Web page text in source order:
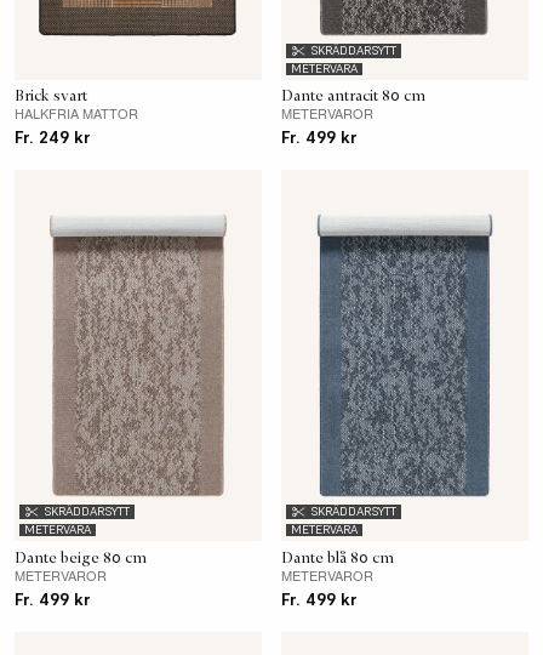
Brick svart
HALKFRIA MATTOR
Fr. 249 kr
SKRÄDDARSYTT
METERVARA
Dante antracit 80 cm
METERVAROR
Fr. 499 kr
SKRÄDDARSYTT
METERVARA
Dante beige 80 cm
METERVAROR
Fr. 499 kr
SKRÄDDARSYTT
METERVARA
Dante blå 80 cm
METERVAROR
Fr. 499 kr